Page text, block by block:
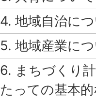
4. 地域自治に
5. 地域産業に
6. まちづくり
たっての基本